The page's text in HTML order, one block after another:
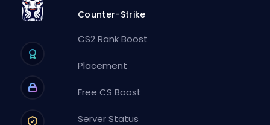
Counter-Strike
CS2 Rank Boost
Placement
Free CS Boost
Server Status